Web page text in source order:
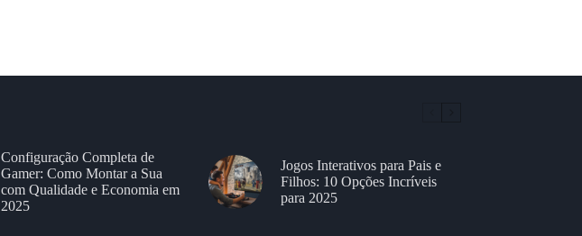
Configuração Completa de
Gamer: Como Montar a Sua
com Qualidade e Economia em
2025
Jogos Interativos para Pais e
Filhos: 10 Opções Incríveis
para 2025